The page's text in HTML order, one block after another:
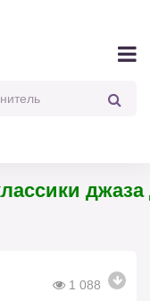
джаза
1 088